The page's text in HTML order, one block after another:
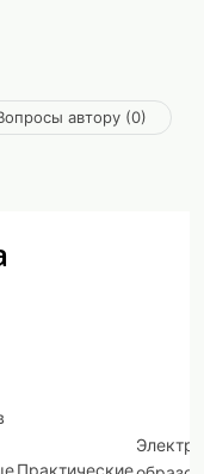
автору (0)
Практические